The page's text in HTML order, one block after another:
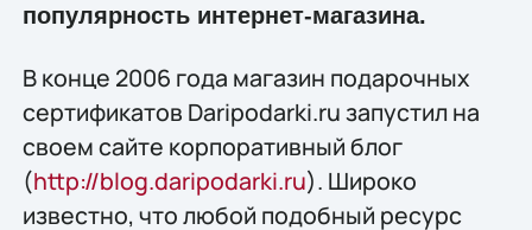
популярность интернет-магазина.
В конце 2006 года магазин подарочных
сертификатов Daripodarki.ru запустил на
своем сайте корпоративный блог
(http://blog.daripodarki.ru). Широко
известно, что любой подобный ресурс